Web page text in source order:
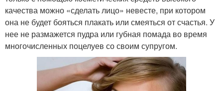
качества можно «сделать лицо» невесте, при котором
она не будет бояться плакать или смеяться от счастья. У
нее не размажется пудра или губная помада во время
многочисленных поцелуев со своим супругом.